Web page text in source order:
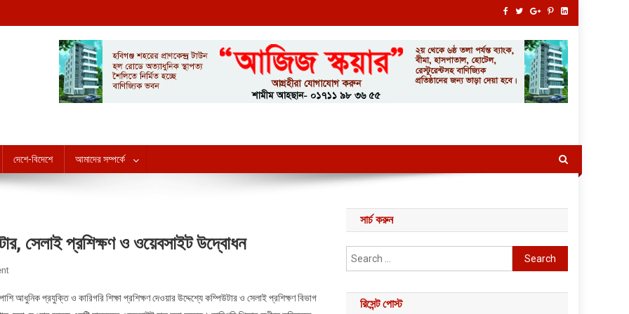
দেশে-বিদেশে আমাদের সম্পর্কে
সেলাই প্রশিক্ষণ ও ওয়েবসাইট উদ্বোধন
আধুনিক প্রযুক্তি ও কারিগরি শিক্ষা প্রশিক্ষণ দেওয়ার উদ্দেশ্যে কম্পিউটার ও সেলাই প্রশিক্ষণ বিভাগ
সার্চ করুন
Search for:
রিসেন্ট পোস্ট